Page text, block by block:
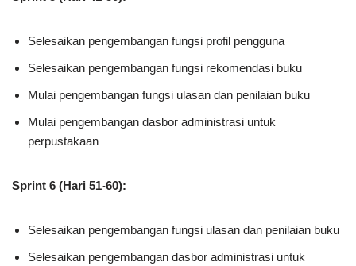
Selesaikan pengembangan fungsi profil pengguna
Selesaikan pengembangan fungsi rekomendasi buku
Mulai pengembangan fungsi ulasan dan penilaian buku
Mulai pengembangan dasbor administrasi untuk
perpustakaan
Sprint 6 (Hari 51-60):
Selesaikan pengembangan fungsi ulasan dan penilaian buku
Selesaikan pengembangan dasbor administrasi untuk